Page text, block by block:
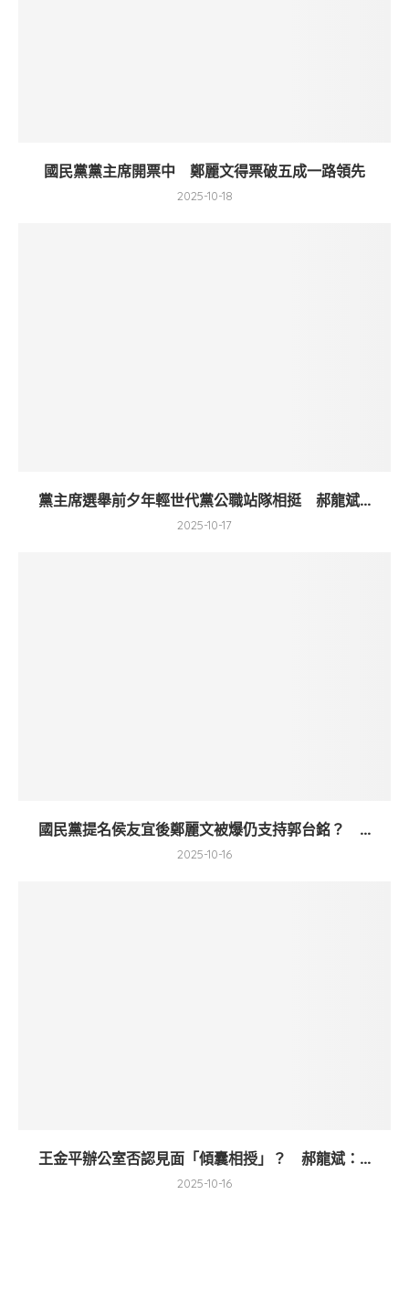
國民黨黨主席開票中 鄭麗文得票破五成一路領先
2025-10-18
黨主席選舉前夕年輕世代黨公職站隊相挺 郝龍斌...
2025-10-17
國民黨提名侯友宜後鄭麗文被爆仍支持郭台銘？ ...
2025-10-16
王金平辦公室否認見面「傾囊相授」？ 郝龍斌：...
2025-10-16